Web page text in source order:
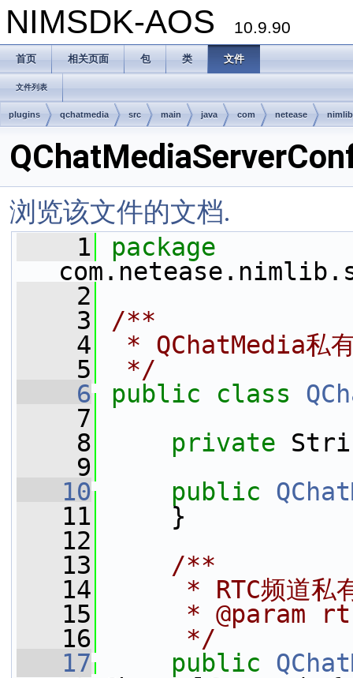
NIMSDK-AOS 10.9.90
首页 相关页面 包 类 文件
文件列表
plugins qchatmedia src main java com netease nimlib
浏览该文件的文档.
    1
    2
    3
/**
    4
* QChatMedia私
    5
*/
    6
public class
    7
    8
private
    9
   10
public
   11
}
   12
   13
    /**
   14
* RTC频道私
   15
* @param
   16
     */
   17
public